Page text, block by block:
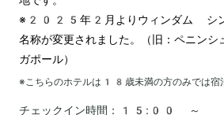
※2025年2月よりウィンダム シン
名称が変更されました。（旧：ペニンシ
ガポール）
※こちらのホテルは 18 歳未満の方のみでは宿
チェックイン時間：
15:00 ～